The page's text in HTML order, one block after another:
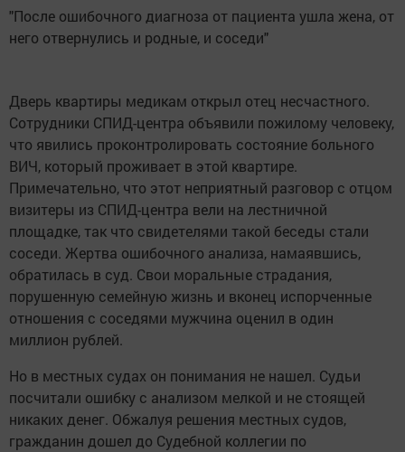
"После ошибочного диагноза от пациента ушла жена, от
него отвернулись и родные, и соседи"
Дверь квартиры медикам открыл отец несчастного.
Сотрудники СПИД-центра объявили пожилому человеку,
что явились проконтролировать состояние больного
ВИЧ, который проживает в этой квартире.
Примечательно, что этот неприятный разговор с отцом
визитеры из СПИД-центра вели на лестничной
площадке, так что свидетелями такой беседы стали
соседи. Жертва ошибочного анализа, намаявшись,
обратилась в суд. Свои моральные страдания,
порушенную семейную жизнь и вконец испорченные
отношения с соседями мужчина оценил в один
миллион рублей.
Но в местных судах он понимания не нашел. Судьи
посчитали ошибку с анализом мелкой и не стоящей
никаких денег. Обжалуя решения местных судов,
гражданин дошел до Судебной коллегии по